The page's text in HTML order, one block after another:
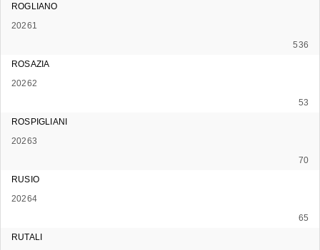
ROGLIANO
20261
536
ROSAZIA
20262
53
ROSPIGLIANI
20263
70
RUSIO
20264
65
RUTALI